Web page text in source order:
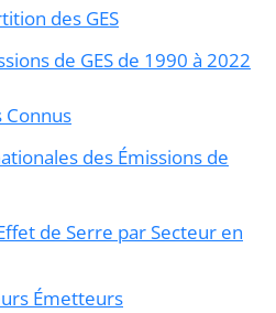
des GES
de GES de 1990 à 2022
Connus
des Émissions de
de Serre par Secteur en
Émetteurs